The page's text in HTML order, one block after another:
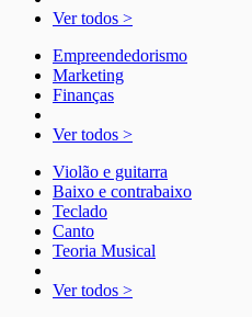
Ver todos >
Empreendedorismo
Marketing
Finanças
Ver todos >
Violão e guitarra
Baixo e contrabaixo
Teclado
Canto
Teoria Musical
Ver todos >